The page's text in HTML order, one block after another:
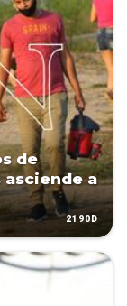
de
asciende a
2190D